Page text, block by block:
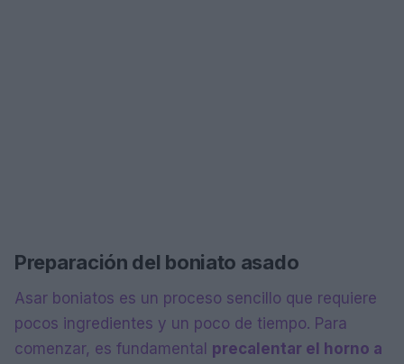
Preparación del boniato asado
Asar boniatos es un proceso sencillo que requiere
pocos ingredientes y un poco de tiempo. Para
comenzar, es fundamental precalentar el horno a